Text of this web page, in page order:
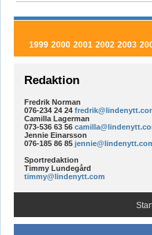
1999 2000 2001 2002 2003
Redaktion
Fredrik Norman
076-234 24 24
Camilla Lagerman
073-536 63 56
Jennie Einarsson
076-185 86 85
Sportredaktion
Timmy Lundegård
timmy@lindenytt.com